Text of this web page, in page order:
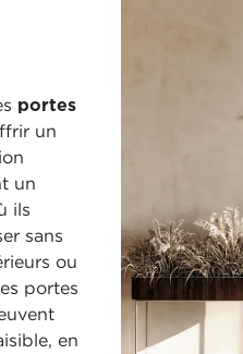
portes
un
un
ils
sans
ou
portes
en